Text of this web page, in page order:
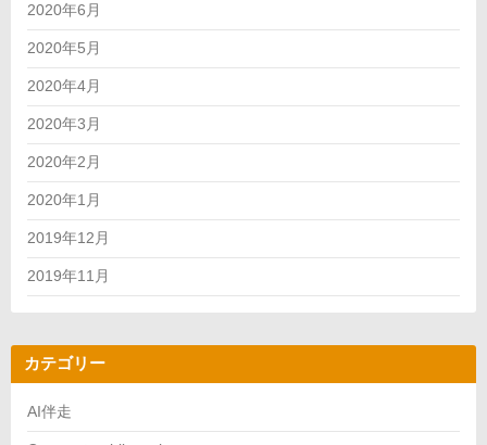
2020年6月
2020年5月
2020年4月
2020年3月
2020年2月
2020年1月
2019年12月
2019年11月
カテゴリー
AI伴走